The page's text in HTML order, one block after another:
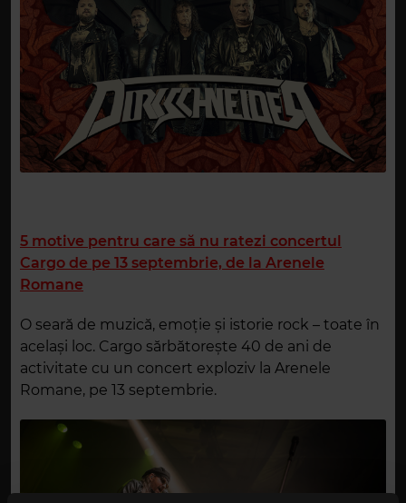
5 motive pentru care să nu ratezi concertul
Cargo de pe 13 septembrie, de la Arenele
Romane
O seară de muzică, emoție și istorie rock – toate în
același loc. Cargo sărbătorește 40 de ani de
activitate cu un concert exploziv la Arenele
Romane, pe 13 septembrie.